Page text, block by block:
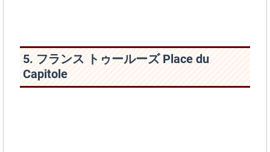
5. フランス トゥールーズ Place du
Capitole